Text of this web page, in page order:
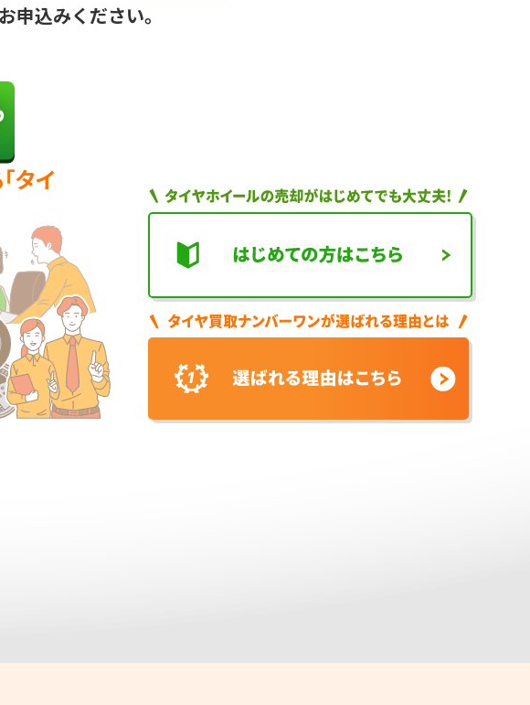
静岡県のお客様より「タイヤホ
イールセット」の査定をいただ
お客様より「スタッドレスタイ
ヤホイール」の査定をいただき
ました。
7時間前
レスタイヤホイールセット」の
申込みください。
タイ